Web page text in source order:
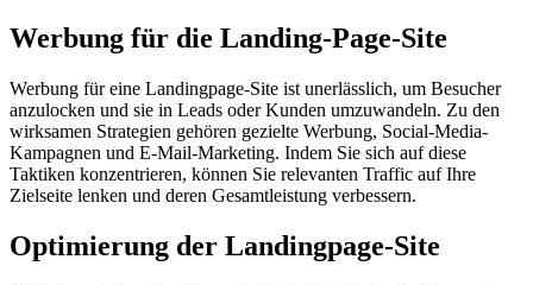
Werbung für die Landing-Page-Site
Werbung für eine Landingpage-Site ist unerlässlich, um Besucher
anzulocken und sie in Leads oder Kunden umzuwandeln. Zu den
wirksamen Strategien gehören gezielte Werbung, Social-Media-
Kampagnen und E-Mail-Marketing. Indem Sie sich auf diese
Taktiken konzentrieren, können Sie relevanten Traffic auf Ihre
Zielseite lenken und deren Gesamtleistung verbessern.
Optimierung der Landingpage-Site